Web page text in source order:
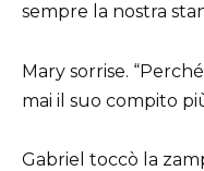
sempre la nostra
Mary sorrise.
mai il suo compito
Gabriel toccò la